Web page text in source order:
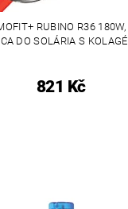
RUBINO R36
DO SOLÁRIA S
821 Kč